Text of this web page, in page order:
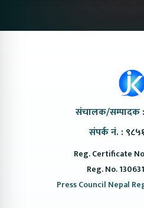
संचालक/सम्पादक :
संपर्क नं. :
Reg. Certificate
Reg. No.
Press Council Nepal